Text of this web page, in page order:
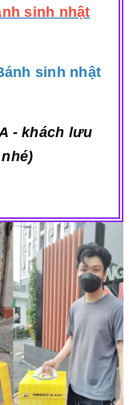
sinh nhật
sinh nhật
- khách lưu